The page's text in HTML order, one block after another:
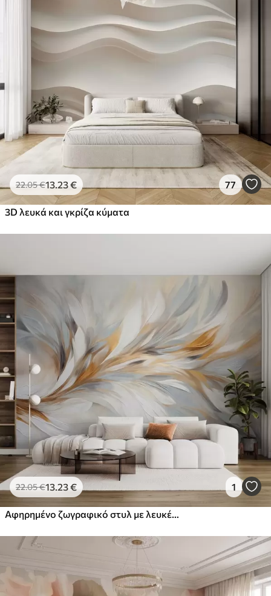
22.05€13 .23€ 77
3D λευκά και γκρίζα κύματα
22.05€13 .23€ 1